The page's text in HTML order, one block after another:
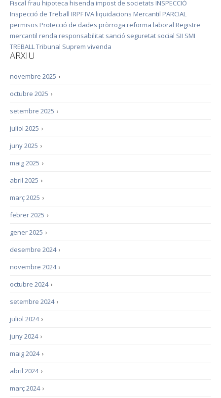
Fiscal frau hipoteca hisenda impost de societats INSPECCIÓ
Inspecció de Treball IRPF IVA liquidacions Mercantil PARCIAL
permisos Protecció de dades pròrroga reforma laboral Registre
mercantil renda responsabilitat sanció seguretat social SII SMI
TREBALLTribunal Suprem vivenda
ARXIU
›
novembre 2025
›
octubre 2025
›
setembre 2025
›
juliol 2025
›
juny 2025
›
maig 2025
›
abril 2025
›
març 2025
›
febrer 2025
›
gener 2025
›
desembre 2024
›
novembre 2024
›
octubre 2024
›
setembre 2024
›
juliol 2024
›
juny 2024
›
maig 2024
›
abril 2024
›
març 2024